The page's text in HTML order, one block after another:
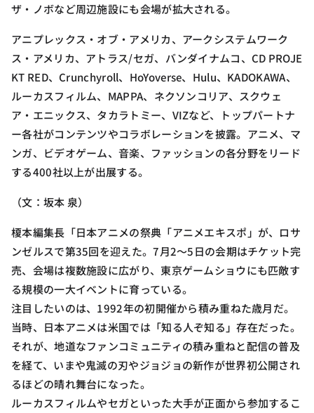
ザ・ノボなど周辺施設にも会場が拡大される。
アニプレックス・オブ・アメリカ、アークシステムワーク
ス・アメリカ、アトラス/セガ、バンダイナムコ、CD PROJE
KT RED、Crunchyroll、HoYoverse、Hulu、KADOKAWA、
ルーカスフィルム、MAPPA、ネクソンコリア、スクウェ
ア・エニックス、タカラトミー、VIZなど、トップパートナ
ー各社がコンテンツやコラボレーションを披露。アニメ、マ
ンガ、ビデオゲーム、音楽、ファッションの各分野をリード
する400社以上が出展する。
（文：坂本 泉）
榎本編集長「日本アニメの祭典「アニメエキスポ」が、ロサ
ンゼルスで第35回を迎えた。7月2〜5日の会期はチケット完
売、会場は複数施設に広がり、東京ゲームショウにも匹敵す
る規模の一大イベントに育っている。
注目したいのは、1992年の初開催から積み重ねた歳月だ。
当時、日本アニメは米国では「知る人ぞ知る」存在だった。
それが、地道なファンコミュニティの積み重ねと配信の普及
を経て、いまや鬼滅の刃やジョジョの新作が世界初公開され
るほどの晴れ舞台になった。
ルーカスフィルムやセガといった大手が正面から参加するこ